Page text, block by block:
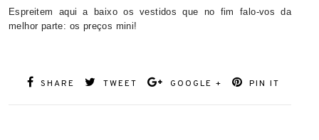
Espreitem aqui a baixo os vestidos que no fim falo-vos da
melhor parte: os preços mini!
SHARE TWEET GOOGLE + PIN IT